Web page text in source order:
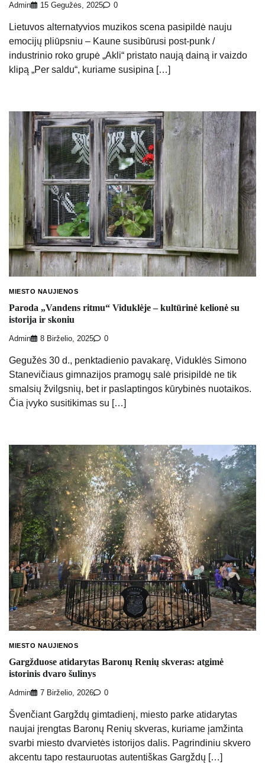
Admin 15 Gegužės, 2025 0
Lietuvos alternatyvios muzikos scena pasipildė nauju
emocijų pliūpsniu – Kaune susibūrusi post-punk /
industrinio roko grupė „Akli“ pristato naują dainą ir vaizdo
klipą „Per saldu“, kuriame susipina […]
MIESTO NAUJIENOS
Paroda „Vandens ritmu“ Viduklėje – kultūrinė kelionė su
istorija ir skoniu
Admin 8 Birželio, 2025 0
Gegužės 30 d., penktadienio pavakarę, Viduklės Simono
Stanevičiaus gimnazijos pramogų salė prisipildė ne tik
smalsių žvilgsnių, bet ir paslaptingos kūrybinės nuotaikos.
Čia įvyko susitikimas su […]
MIESTO NAUJIENOS
Gargžduose atidarytas Baronų Renių skveras: atgimė
istorinis dvaro šulinys
Admin 7 Birželio, 2026 0
Švenčiant Gargždų gimtadienį, miesto parke atidarytas
naujai įrengtas Baronų Renių skveras, kuriame įamžinta
svarbi miesto dvarvietės istorijos dalis. Pagrindiniu skvero
akcentu tapo restauruotas autentiškas Gargždų […]